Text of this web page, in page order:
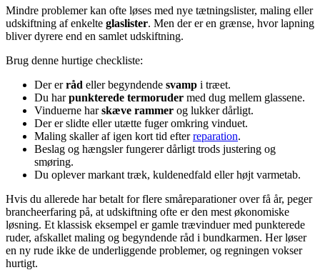
Mindre problemer kan ofte løses med nye tætningslister, maling eller
udskiftning af enkelte glaslister. Men der er en grænse, hvor lapning
bliver dyrere end en samlet udskiftning.
Brug denne hurtige checkliste:
Der erråd eller begyndende svamp i træet.
Du harpunkterede termoruder med dug mellem glassene.
Vinduerne harskæve rammer og lukker dårligt.
Der er slidte eller utætte fuger omkring vinduet.
Maling skaller af igen kort tid efterreparation.
Beslag og hængsler fungerer dårligt trods justering og
smøring.
Du oplever markant træk, kuldenedfald eller højt varmetab.
Hvis du allerede har betalt for flere småreparationer over få år, peger
brancheerfaring på, at udskiftning ofte er den mest økonomiske
løsning. Et klassisk eksempel er gamle trævinduer med punkterede
ruder, afskallet maling og begyndende råd i bundkarmen. Her løser
en ny rude ikke de underliggende problemer, og regningen vokser
hurtigt.